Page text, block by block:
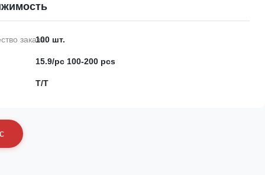
заказа:100 шт.
15.9/pc 100-200 pcs
Т/Т